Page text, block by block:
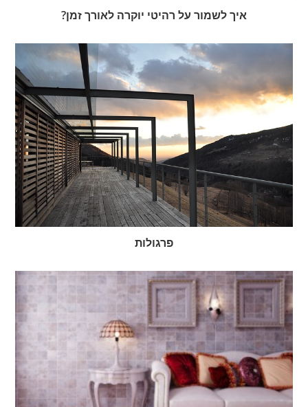
איך לשמור על רהיטי יוקרה לאורך זמן?
פרגולות